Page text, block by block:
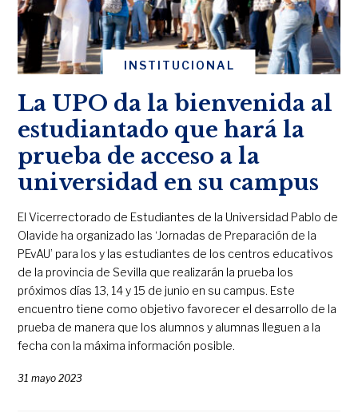
INSTITUCIONAL
La UPO da la bienvenida al
estudiantado que hará la
prueba de acceso a la
universidad en su campus
El Vicerrectorado de Estudiantes de la Universidad Pablo de
Olavide ha organizado las ‘Jornadas de Preparación de la
PEvAU’ para los y las estudiantes de los centros educativos
de la provincia de Sevilla que realizarán la prueba los
próximos días 13, 14 y 15 de junio en su campus. Este
encuentro tiene como objetivo favorecer el desarrollo de la
prueba de manera que los alumnos y alumnas lleguen a la
fecha con la máxima información posible.
31 mayo 2023